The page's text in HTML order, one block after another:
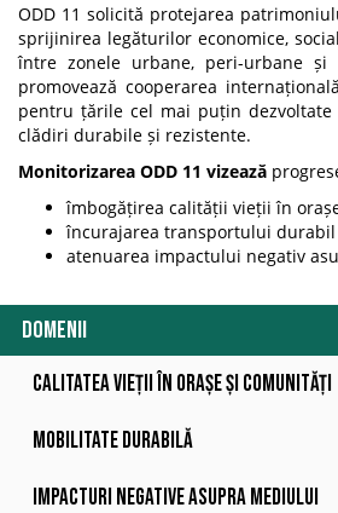
ODD 11 solicită protejarea
sprijinirea legăturilor economice,
între zonele urbane, peri-urbane și
promovează cooperarea
pentru țările cel mai puțin
clădiri durabile și rezistente.
Monitorizarea ODD 11 vizează
îmbogățirea calității vieții în
încurajarea transportului durabil
atenuarea impactului negativ
DOMENII
Calitatea vieții în orașe și comunități
Mobilitate durabilă
Impacturi negative asupra mediului